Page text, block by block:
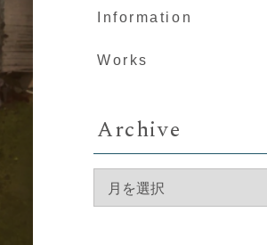
Information
Works
Archive